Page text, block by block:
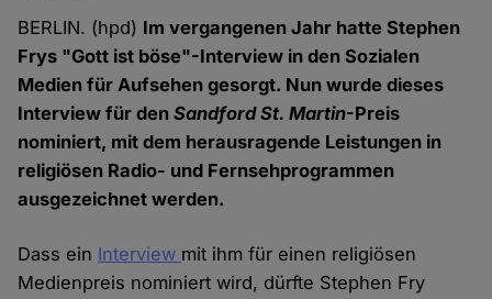
BERLIN. (hpd) Im vergangenen Jahr hatte Stephen
Frys "Gott ist böse"-Interview in den Sozialen
Medien für Aufsehen gesorgt. Nun wurde dieses
Interview für denSandford St. Martin-Preis
nominiert, mit dem herausragende Leistungen in
religiösen Radio- und Fernsehprogrammen
ausgezeichnet werden.
Dass ein Interview mit ihm für einen religiösen
Medienpreis nominiert wird, dürfte Stephen Fry